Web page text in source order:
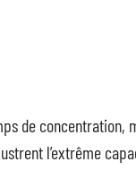
de concentration,
l’extrême